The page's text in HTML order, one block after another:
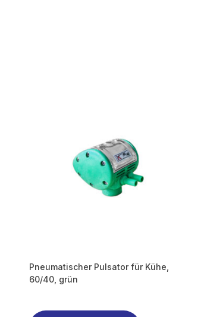
Pneumatischer Pulsator für Kühe,
60/40, grün